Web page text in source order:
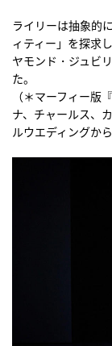
ライリーは抽象的
ィティー」を探求
ヤモンド・ジュビ
た。
（＊マーフィー版
ナ、チャールス、
ルウエディングか